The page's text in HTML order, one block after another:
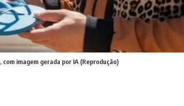
imagem gerada por IA (Reprodução)